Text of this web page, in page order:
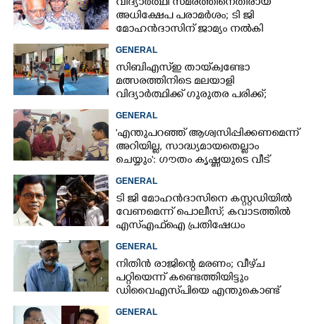
വിദ്യാർത്ഥി സമരത്തിനെതിരായ
അധിക്ഷേപ പരാമ‌ർശം; ടി ജി
മോഹൻദാസിന് ജാമ്യം നൽകി
GENERAL
സിബിഎസ്‌ഇ തായ്‌ക്വണ്ടോ
മത്സരത്തിനിടെ മലയാളി
വിദ്യാർത്ഥിക്ക് ഗുരുതര പരിക്ക്;
ചെയ്‌ത്
GENERAL
'എന്തുപറഞ്ഞ് ആശ്വസിപ്പിക്കണമെന്ന്
അറിയില്ല, സാദ്ധ്യമായതെല്ലാം
ചെയ്യും': ഗൗതം കൃഷ്ണയുടെ വീട്
GENERAL
ടി ജി മോഹൻദാസിനെ കസ്റ്റഡിയിൽ
വേണമെന്ന് പൊലീസ്; കവാടത്തിൽ
എസ്എഫ്ഐ പ്രതിഷേധം
GENERAL
നിതിൻ രാജിന്റെ മരണം; വീഴ്‌ച
പറ്റിയെന്ന് കണ്ടെത്തിയിട്ടും
ഡിവൈഎസ്‌പിയെ എന്തുകൊണ്ട്
ഹൈക്കോടതി
GENERAL